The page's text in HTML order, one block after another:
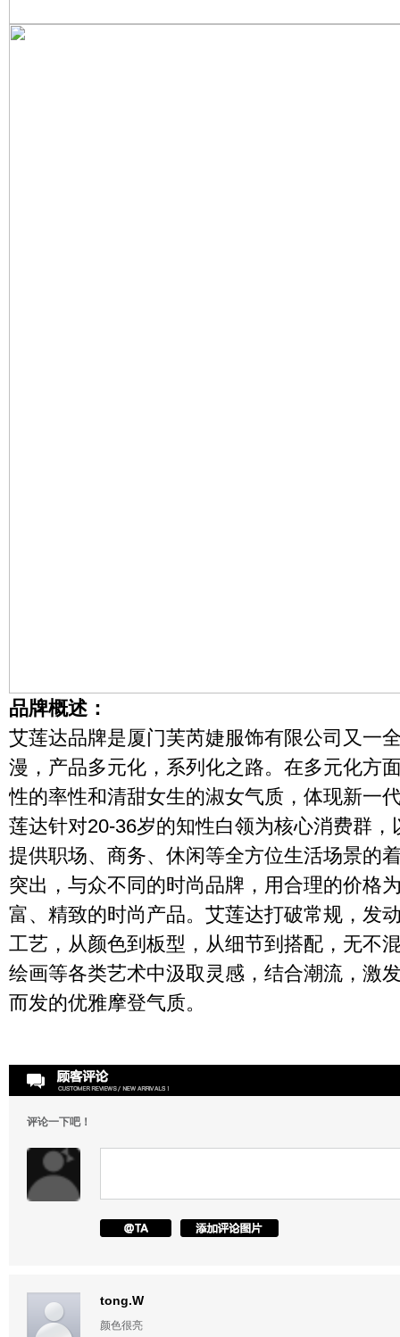
品牌概述：
艾莲达品牌是厦门芙芮婕服饰有限公司又一
漫 ， 产品多元化，系列化之路。在多元化方
性的率性和清甜女生的淑女气质，体现新一
莲达针对20-36岁的知性白领为核心消费群
提供职场、商务、休闲等全方位生活场景的
突出，与众不同的时尚品牌，用合理的价格
富、精致的时尚产品。艾莲达打破常规，发
工艺，从颜色到板型，从细节到搭配，无不
绘画等各类艺术中汲取灵感，结合潮流，激
而发的优雅摩登气质。
评论一下吧！
tong.W
颜色很亮